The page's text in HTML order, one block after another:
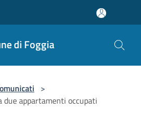
di Foggia
>
due appartamenti occupati